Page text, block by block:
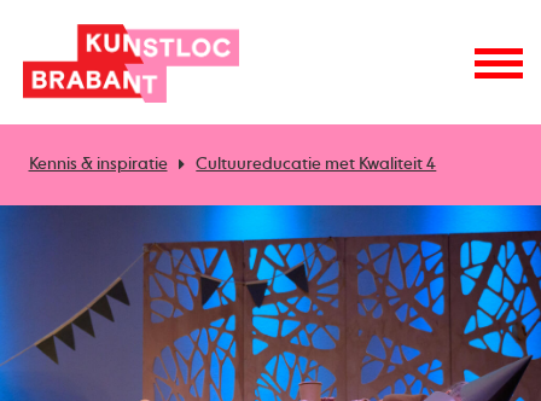
Kennis & inspiratie Cultuureducatie met Kwaliteit 4